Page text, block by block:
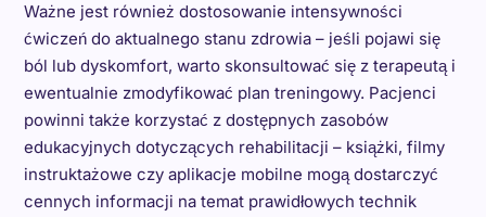
Ważne jest również dostosowanie intensywności
ćwiczeń do aktualnego stanu zdrowia – jeśli pojawi się
ból lub dyskomfort, warto skonsultować się z terapeutą i
ewentualnie zmodyfikować plan treningowy. Pacjenci
powinni także korzystać z dostępnych zasobów
edukacyjnych dotyczących rehabilitacji – książki, filmy
instruktażowe czy aplikacje mobilne mogą dostarczyć
cennych informacji na temat prawidłowych technik